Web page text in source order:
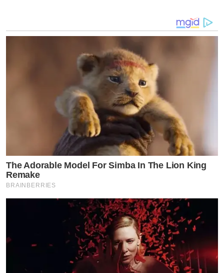
The Adorable Model For Simba In The Lion King
Remake
BRAINBERRIES